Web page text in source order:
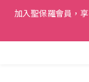
加入聖保羅會員，